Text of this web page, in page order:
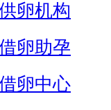
卵机构
卵助孕
卵中心